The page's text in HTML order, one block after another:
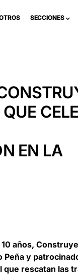
SECCIONES
EN LA
años,
y
que rescatan las